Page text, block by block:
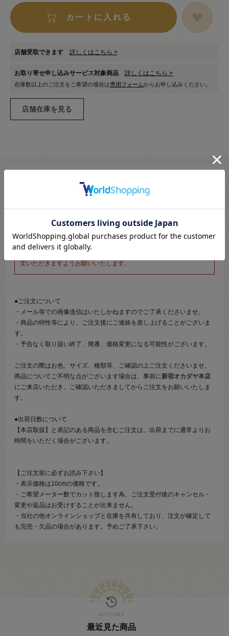
カートに入れる
店舗受取できます 詳しくはこちら >
お取り寄せ申し込みサービス対象商品 詳しくはこちら >
在庫数以上のご注文をご希望の場合は専用フォームからお申し込みください。
※新宿オカダヤ本店お取り扱い商品のご注文専用ページです※
をご確認いただいた上でご注文いただけるページです。
そのため、商品画像および詳細は記載しておりません。
口では承っておりません。
併せて下記のご説明事項につきましてもご確認、ご了承の上、ご注
文いただきますようお願いいたします。
●ご注文について
・メール等での画像送信はいたしかねますのでご了承くださいませ。
・商品の特性等により、ご注文後にご連絡を差し上げることがございま
す。
・予告なく取り扱い終了、廃番、価格変更になる可能性がございます。
ご注文の際はお色、サイズ、種類等、ご確認の上ご注文くださいませ。
商品についてご不明な点がございます場合は、事前に新宿オカダヤ本店
にご来店いただき、ご確認いただきましてからご注文をお願いいたしま
す。
●出荷日数について
【本店取扱】と表記のある商品を含むご注文は、出荷までに通常よりお
時間をいただく場合がございます。
【ご注文前に必ずお読み下さい】
・表示価格は10cmの価格です。
・ご希望メーター数でカット致します為、ご注文受付後のキャンセル・
変更や返品はお受けすることが出来ません。
・当社の他オンラインショップと在庫を共有しており、注文が確定して
も完売・欠品の場合があります。予めご了承下さい。
最近見た商品